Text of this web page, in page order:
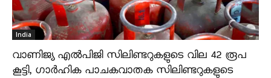
India
വാണിജ്യ എൽപിജി സിലിണ്ടറുകളുടെ വില 42 രൂപ
കൂട്ടി, ഗാർഹിക പാചകവാതക സിലിണ്ടറുകളുടെ